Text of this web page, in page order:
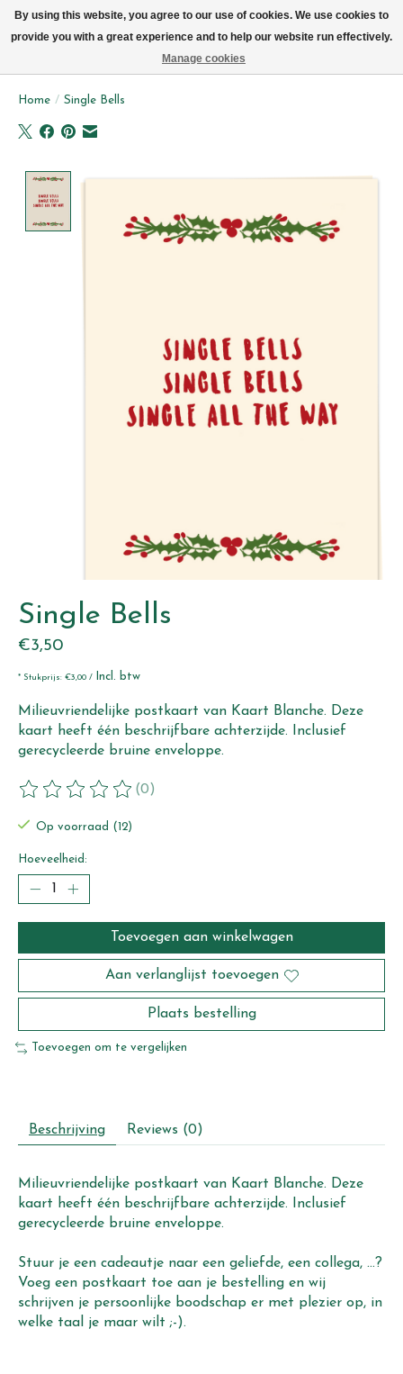
Home / Single Bells
Product image slideshow Items
Single Bells
€3,50
* Stukprijs: €3,00 / Incl. btw
Milieuvriendelijke postkaart van Kaart Blanche. Deze
kaart heeft één beschrijfbare achterzijde. Inclusief
gerecycleerde bruine enveloppe.
De beoordeling van dit product is
(0)
Op voorraad (12)
Hoeveelheid:
Toevoegen aan winkelwagen
Aan verlanglijst toevoegen
Plaats bestelling
Toevoegen om te vergelijken
Beschrijving Reviews (0)
Milieuvriendelijke postkaart van Kaart Blanche. Deze
kaart heeft één beschrijfbare achterzijde. Inclusief
gerecycleerde bruine enveloppe.
Stuur je een cadeautje naar een geliefde, een collega, ...?
Voeg een postkaart toe aan je bestelling en wij
schrijven je persoonlijke boodschap er met plezier op, in
welke taal je maar wilt ;-).
By using this website, you agree to our use of cookies. We use cookies to
provide you with a great experience and to help our website run effectively.
Manage cookies